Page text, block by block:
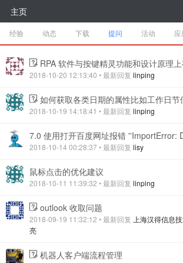
主页
经验 动态 下载 提问 活动 应
RPA 软件与按键精灵功能和设计原理
2018-10-20 12:13:40 • 最新回复 linping
如何获取各类日期的属性比如工作日节
2018-10-19 14:18:41 • 最新回复 linping
2018-10-14 00:28:37 • 最新回复 lisy
鼠标点击的优化建议
2018-10-11 11:39:32 • 最新回复 linping
outlook 收取问题
2018-09-19 11:32:12 • 最新回复 上海汉得信息
亮
机器人客户端流程管理